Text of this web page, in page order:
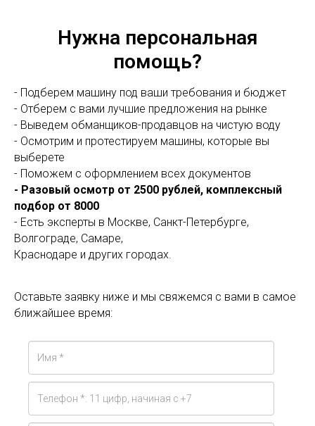
Нужна персональная
помощь?
- Подберем машину под ваши требования и бюджет
- Отберем с вами лучшие предложения на рынке
- Выведем обманщиков-продавцов на чистую воду
- Осмотрим и протестируем машины, которые вы
выберете
- Поможем с оформлением всех документов
- Разовый осмотр от 2500 рублей, комплексный
подбор от 8000
- Есть эксперты в Москве, Санкт-Петербурге,
Волгограде, Самаре,
Краснодаре и других городах.
Оставьте заявку ниже и мы свяжемся с вами в самое
ближайшее время: